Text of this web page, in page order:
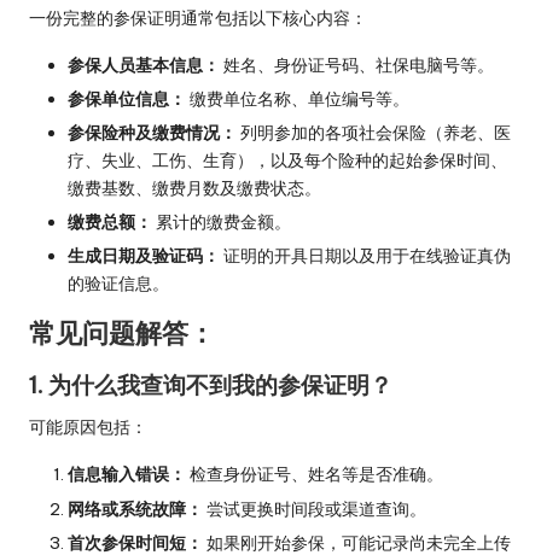
一份完整的参保证明通常包括以下核心内容：
参保人员基本信息： 姓名、身份证号码、社保电脑号等。
参保单位信息： 缴费单位名称、单位编号等。
参保险种及缴费情况： 列明参加的各项社会保险（养老、医
疗、失业、工伤、生育），以及每个险种的起始参保时间、
缴费基数、缴费月数及缴费状态。
缴费总额： 累计的缴费金额。
生成日期及验证码： 证明的开具日期以及用于在线验证真伪
的验证信息。
常见问题解答：
1. 为什么我查询不到我的参保证明？
可能原因包括：
信息输入错误： 检查身份证号、姓名等是否准确。
网络或系统故障： 尝试更换时间段或渠道查询。
首次参保时间短： 如果刚开始参保，可能记录尚未完全上传